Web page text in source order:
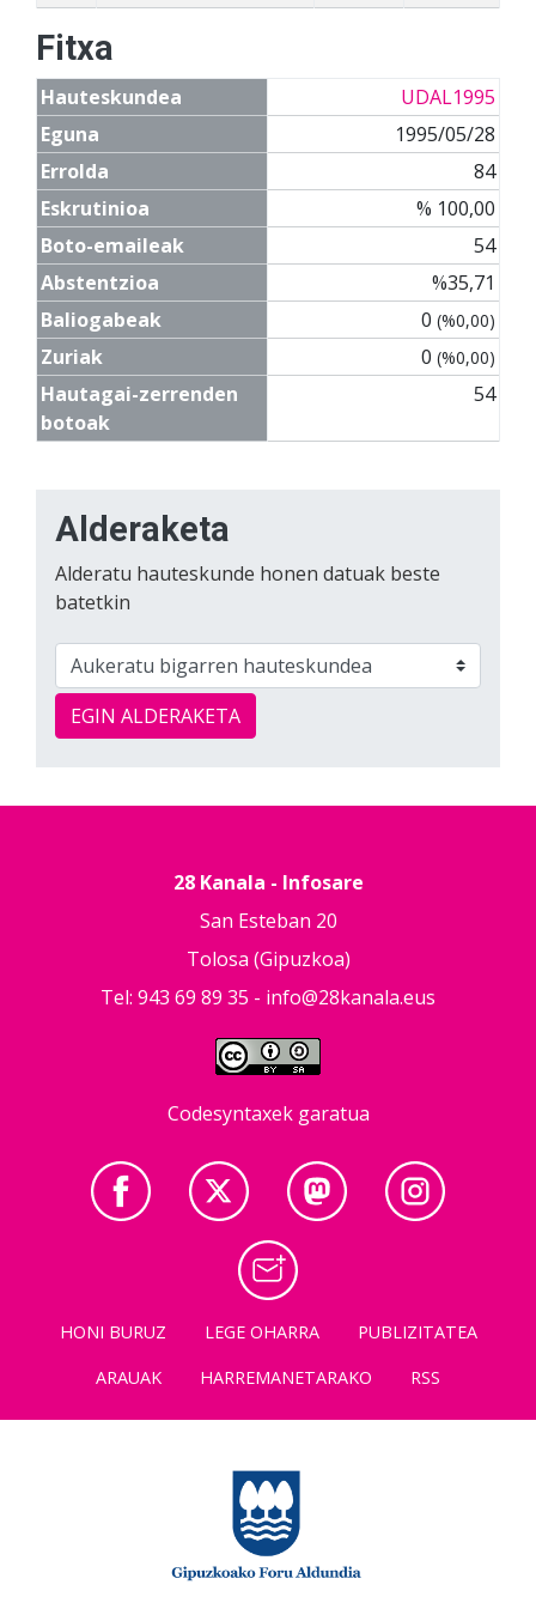
Fitxa
Hauteskundea
UDAL1995
Eguna
1995/05/28
Errolda
84
Eskrutinioa
% 100,00
Boto-emaileak
54
Abstentzioa
%35,71
Baliogabeak
0 (%0,00)
Zuriak 0 (%0,00)
Hautagai-zerrenden
botoak
54
Alderaketa
Alderatu hauteskunde honen datuak beste
batetkin
EGIN ALDERAKETA
28 Kanala - Infosare
San Esteban 20
Tolosa (Gipuzkoa)
Tel: 943 69 89 35 - info@28kanala.eus
Codesyntaxek garatua
HONI BURUZ LEGE OHARRA
PUBLIZITATEA
ARAUAK
HARREMANETARAKO RSS